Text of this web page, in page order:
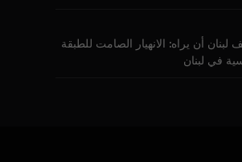
لبنان أن يراه: الانهيار الصامت للطبقة
في لبنان